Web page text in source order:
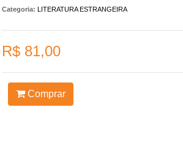
Categoria: LITERATURA ESTRANGEIRA
R$ 81,00
Comprar